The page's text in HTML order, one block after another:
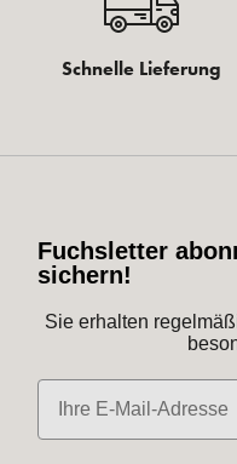
Schnelle Lieferung
Fuchsletter
sichern!
Sie erhalten
E-Mail